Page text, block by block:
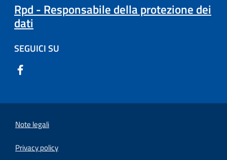
Rpd - Responsabile della protezione dei
dati
SEGUICI SU
Note legali
Privacy policy